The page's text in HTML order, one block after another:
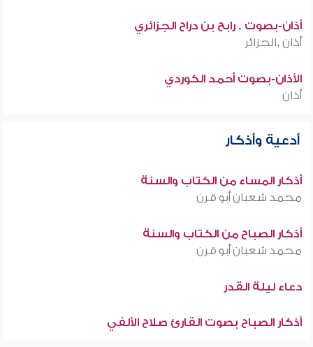
أذان-بصوت . رابح بن دراح الجزائري
أذان ,الجزائر
الأذان-بصوت أحمد الكوردي
أذان
أدعية وأذكار
أذكار المساء من الكتاب والسنة
محمد شعبان أبو قرن
أذكار الصباح من الكتاب والسنة
محمد شعبان أبو قرن
دعاء ليلة القدر
أذكار الصباح بصوت القارئ صلاح الألفي